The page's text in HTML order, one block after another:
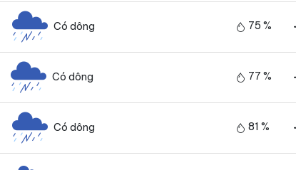
Có dông 75 %
Có dông 77 %
Có dông 81 %